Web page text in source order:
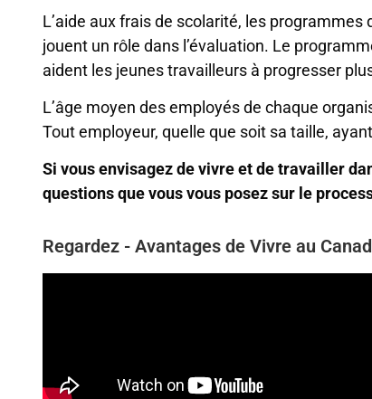
L’aide aux frais de scolarité, les
jouent un rôle dans l’évaluation. Le
aident les jeunes travailleurs à progresser
L’âge moyen des employés de chaque
Tout employeur, quelle que soit sa taille,
Si vous envisagez de vivre et de travailler
questions que vous vous posez sur le
Regardez - Avantages de Vivre au